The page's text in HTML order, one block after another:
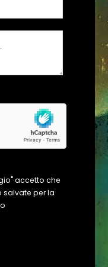
accetto che
salvate per la